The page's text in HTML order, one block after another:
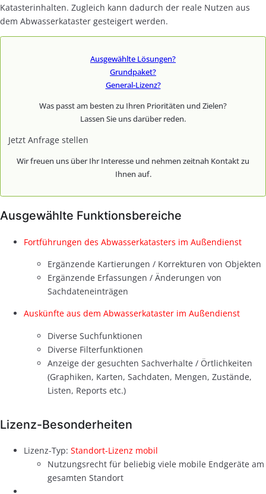
Katasterinhalten. Zugleich kann dadurch der reale Nutzen aus
dem Abwasserkataster gesteigert werden.
Ausgewählte Lösungen?
Grundpaket?
General-Lizenz?
Was passt am besten zu Ihren Prioritäten und Zielen?
Lassen Sie uns darüber reden.
Jetzt Anfrage stellen
Wir freuen uns über Ihr Interesse und nehmen zeitnah Kontakt zu
Ihnen auf.
Ausgewählte Funktionsbereiche
Fortführungen des Abwasserkatasters im Außendienst
Ergänzende Kartierungen / Korrekturen von Objekten
Ergänzende Erfassungen / Änderungen von
Sachdateneinträgen
Auskünfte aus dem Abwasserkataster im Außendienst
Diverse Suchfunktionen
Diverse Filterfunktionen
Anzeige der gesuchten Sachverhalte / Örtlichkeiten
(Graphiken, Karten, Sachdaten, Mengen, Zustände,
Listen, Reports etc.)
Lizenz-Besonderheiten
Lizenz-Typ: Standort-Lizenz mobil
Nutzungsrecht für beliebig viele mobile Endgeräte am
gesamten Standort